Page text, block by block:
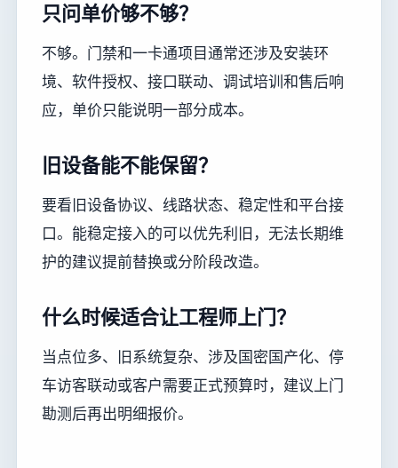
只问单价够不够？
不够。门禁和一卡通项目通常还涉及安装环
境、软件授权、接口联动、调试培训和售后响
应，单价只能说明一部分成本。
旧设备能不能保留？
要看旧设备协议、线路状态、稳定性和平台接
口。能稳定接入的可以优先利旧，无法长期维
护的建议提前替换或分阶段改造。
什么时候适合让工程师上门？
当点位多、旧系统复杂、涉及国密国产化、停
车访客联动或客户需要正式预算时，建议上门
勘测后再出明细报价。